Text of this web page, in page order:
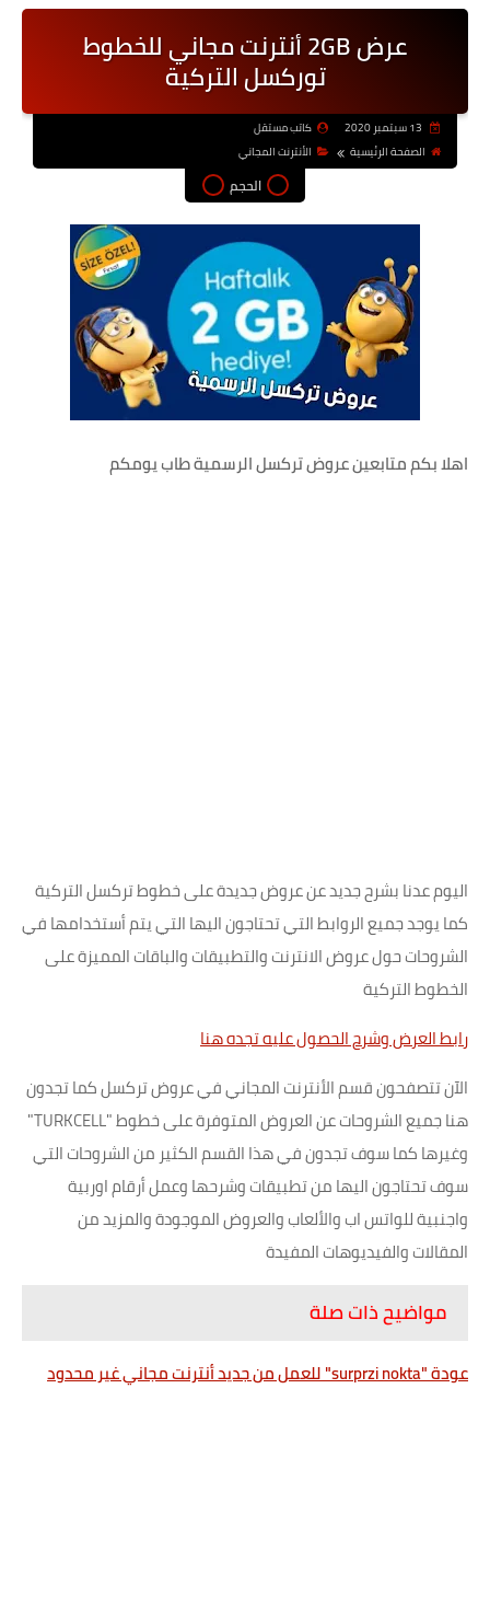
عرض 2GB أنترنت مجاني للخطوط
توركسل التركية
كاتب مستقل
الصفحة الرئيسية
الأنترنت المجاني
الحجم
اهلا بكم متابعين عروض تركسل الرسمية طاب يومكم
اليوم عدنا بشرح جديد عن عروض جديدة على خطوط تركسل التركية
كما يوجد جميع الروابط التي تحتاجون اليها التي يتم أستخدامها في
الشروحات حول عروض الانترنت والتطبيقات والباقات المميزة على
الخطوط التركية
رابط العرض وشرح الحصول عليه تجده هنا
الآن تتصفحون قسم الأنترنت المجاني في عروض تركسل كما تجدون
هنا جميع الشروحات عن العروض المتوفرة على خطوط "TURKCELL"
وغيرها كما سوف تجدون في هذا القسم الكثير من الشروحات التي
سوف تحتاجون اليها من تطبيقات وشرحها وعمل أرقام اوربية
واجنبية للواتس اب والألعاب والعروض الموجودة والمزيد من
المقالات والفيديوهات المفيدة
مواضيح ذات صلة
عودة "surprzi nokta" للعمل من جديد أنترنت مجاني غير محدود